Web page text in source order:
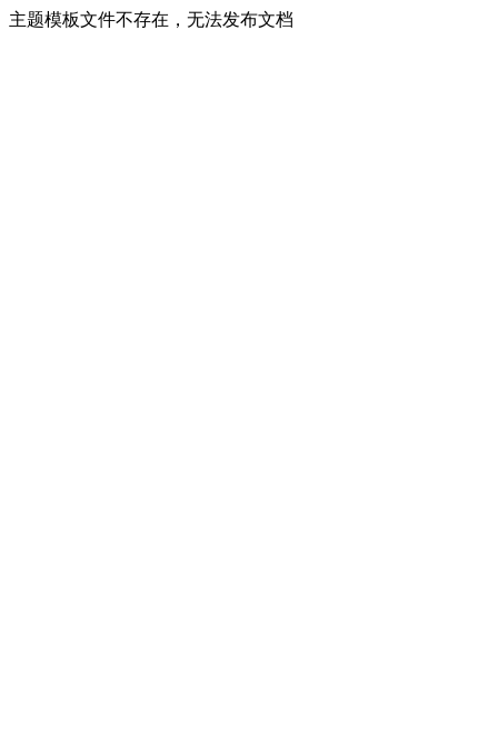
主题模板文件不存在，无法发布文档